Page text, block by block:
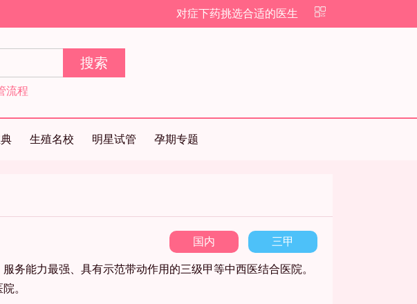
对症下药挑选合适的医生
流程
生殖名校 明星试管 孕期专题
国内 三甲
务能力最强、具有示范带动作用的三级甲等中西医结合医院。
。